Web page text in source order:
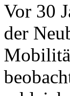
Vor 30
der